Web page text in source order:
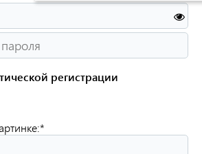
регистрации
*